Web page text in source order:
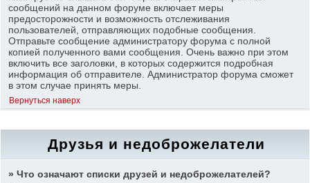
сообщений на данном форуме включает меры
предосторожности и возможность отслеживания
пользователей, отправляющих подобные сообщения.
Отправьте сообщение администратору форума с полной
копией полученного вами сообщения. Очень важно при этом
включить все заголовки, в которых содержится подробная
информация об отправителе. Администратор форума сможет
в этом случае принять меры.
Вернуться наверх
Друзья и недоброжелатели
» Что означают списки друзей и недоброжелателей?